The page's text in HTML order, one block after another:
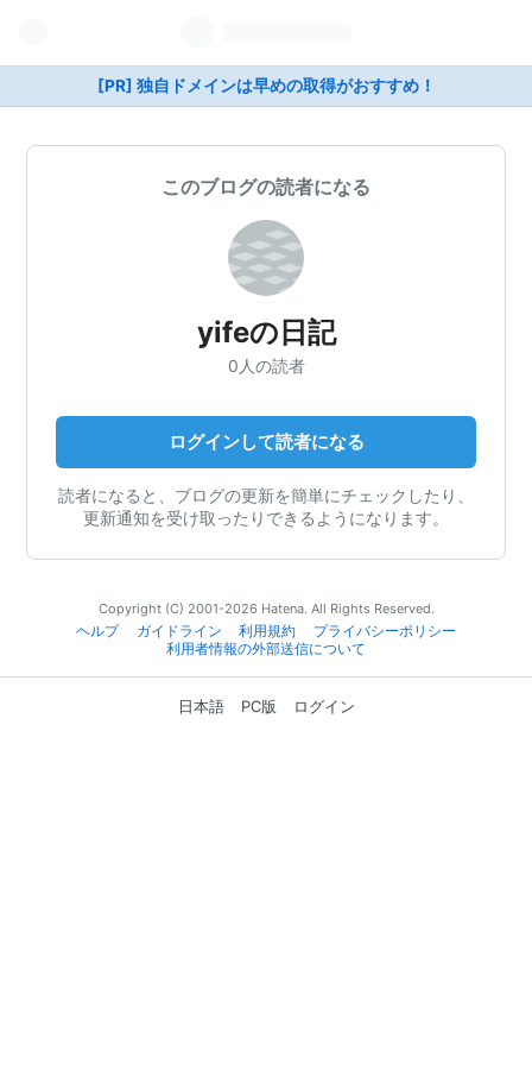
[PR] 独自ドメインは早めの取得がおすすめ！
このブログの読者になる
yifeの日記
0人の読者
ログインして読者になる
読者になると、ブログの更新を簡単にチェックしたり、
更新通知を受け取ったりできるようになります。
Copyright (C) 2001-2026 Hatena. All Rights Reserved.
ヘルプ
ガイドライン 利用規約
プライバシーポリシー
利用者情報の外部送信について
日本語 PC版 ログイン